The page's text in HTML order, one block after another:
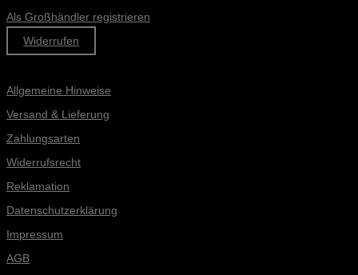
Als Großhändler registrieren
Widerrufen
Allgemeine Hinweise
Versand & Lieferung
Zahlungsarten
Widerrufsrecht
Reklamation
Datenschutzerklärung
Impressum
AGB